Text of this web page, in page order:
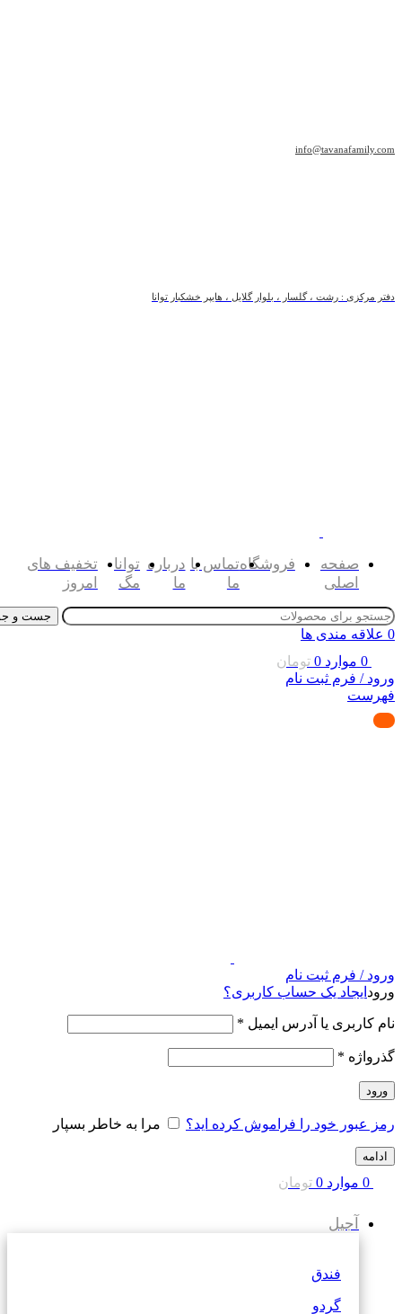
info@tavanafamily.com
دفتر مرکزی : رشت ، گلسار ، بلوار گلایل ، هایپر خشکبار توانا
صفحه
اصلی
فروشگاهتماس با
ما
درباره
ما
توانا
مگ
تخفیف های
امروز
جست و
0 علاقه مندی ها
0 موارد 0 تومان
ورود / فرم ثبت نام
فهرست
ورود / فرم ثبت نام
ورود ایجاد یک حساب کاربری؟
نام کاربری یا آدرس ایمیل *
گذرواژه *
ورود
رمز عبور خود را فراموش کرده اید؟ مرا به خاطر بسپار
ادامه
0 موارد 0 تومان
آجیل
فندق
گردو